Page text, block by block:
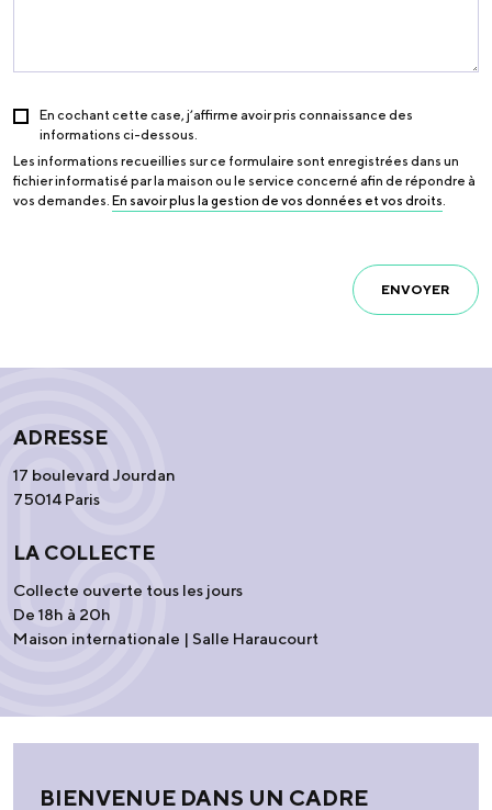
En cochant cette case, j’affirme avoir pris connaissance des
informations ci-dessous.
Les informations recueillies sur ce formulaire sont enregistrées dans un
fichier informatisé par la maison ou le service concerné afin de répondre à
vos demandes. En savoir plus la gestion de vos données et vos droits
ENVOYER
ADRESSE
17 boulevard Jourdan
75014 Paris
LA COLLECTE
Collecte ouverte tous les jours
De 18h à 20h
Maison internationale | Salle Haraucourt
BIENVENUE DANS UN CADRE